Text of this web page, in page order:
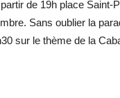
de 19h place
Sans oublier la
sur le thème de la